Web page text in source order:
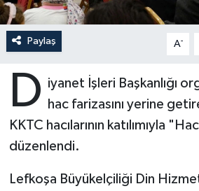
Paylaş A-
D iyanet İşleri Başkanlığı
hac farizasını yerine
KKTC hacılarının katılımıyla
düzenlendi.
Lefkoşa Büyükelçiliği Din
Balıkesir Müftülüğü
Batman Müftülüğü
Bayburt Müftülüğü
Bilecik Müftülüğü
Peygamberimizin Hayatı
Sahabeler
Zekat
DİYANET RADYO/TV
Dünya
Eğitim
Kültür-Sanat